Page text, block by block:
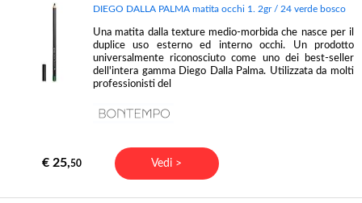
DIEGO DALLA PALMA matita occhi 1. 2gr / 24 verde bosco
Una matita dalla texture medio-morbida che nasce per il
duplice uso esterno ed interno occhi. Un prodotto
universalmente riconosciuto come uno dei best-seller
dell'intera gamma Diego Dalla Palma. Utilizzata da molti
professionisti del
€ 25,50 Vedi >